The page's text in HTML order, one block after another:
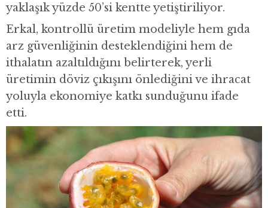
yaklaşık yüzde 50’si kentte yetiştiriliyor.
Erkal, kontrollü üretim modeliyle hem gıda
arz güvenliğinin desteklendiğini hem de
ithalatın azaltıldığını belirterek, yerli
üretimin döviz çıkışını önlediğini ve ihracat
yoluyla ekonomiye katkı sunduğunu ifade
etti.